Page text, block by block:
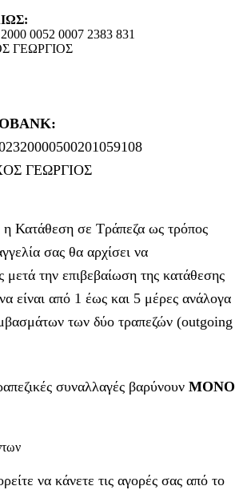
0052 0007 2383 831
ΓΕΩΡΓΙΟΣ
ΓΕΩΡΓΙΟΣ
η Κατάθεση σε Τράπεζα ως τρόπος
σας θα αρχίσει να
μετά την επιβεβαίωση της κατάθεσης
είναι από 1 έως και 5 μέρες ανάλογα
των δύο τραπεζών (outgoing
συναλλαγές βαρύνουν MONO
να κάνετε τις αγορές σας από το